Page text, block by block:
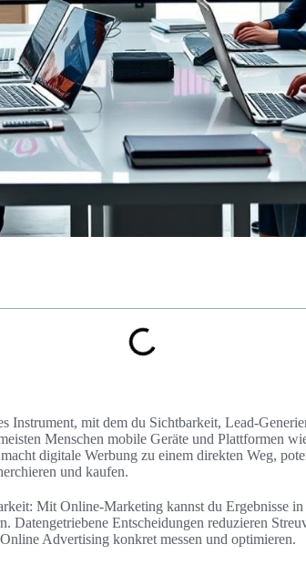
Instrument, mit dem du Sichtbarkeit, Lead-
Menschen mobile Geräte und Plattformen
digitale Werbung zu einem direkten Weg,
und kaufen.
Mit Online-Marketing kannst du Ergebnisse
Datengetriebene Entscheidungen reduzieren
Advertising konkret messen und optimieren.